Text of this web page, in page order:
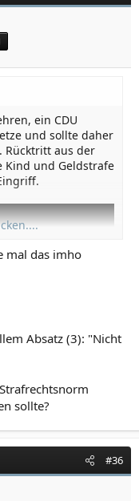
ein CDU
und sollte daher
Rücktritt aus der
Kind und Geldstrafe
mal das imho
Absatz (3): "Nicht
sollte?
#36